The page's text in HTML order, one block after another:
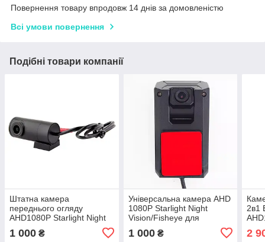
Повернення товару впродовж 14 днів за домовленістю
Всі умови повернення
Подібні товари компанії
Штатна камера
переднього огляду
AHD1080P Starlight Night
Fisheye
1 000 ₴
Універсальна камера AHD
1080P Starlight Night
Vision/Fisheye для
частину лобового скла
1 000₴
2в1
2